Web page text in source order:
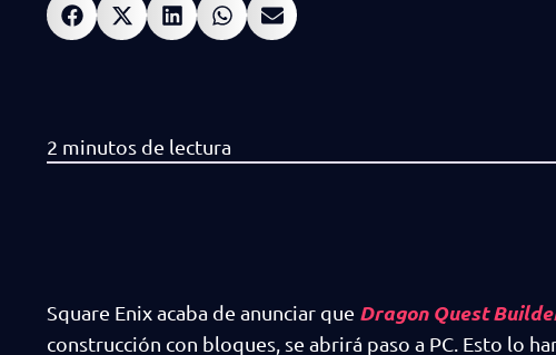
Square Enix acaba de anunciar que Dragon Quest
construcción con bloques, se abrirá paso a PC. Esto lo